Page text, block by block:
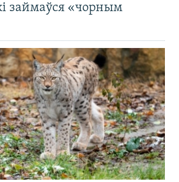
займаўся «чорным